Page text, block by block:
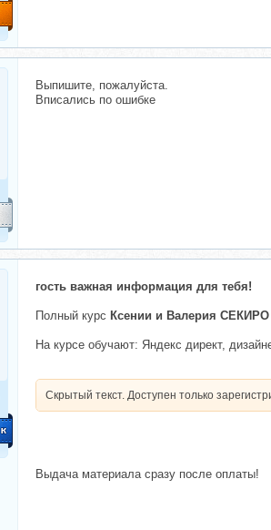
Выпишите, пожалуйста.
Вписались по ошибке
гость важная информация для тебя!
Полный курс Ксении и Валерия СЕКИРО
На курсе обучают: Яндекс директ,
Скрытый текст. Доступен только
Выдача материала сразу после оплаты!